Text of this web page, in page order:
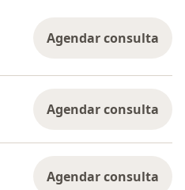
Agendar consulta
Agendar consulta
Agendar consulta